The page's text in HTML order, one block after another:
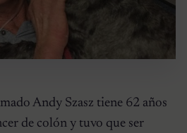
Andy Szasz tiene 62 años
de colón y tuvo que ser